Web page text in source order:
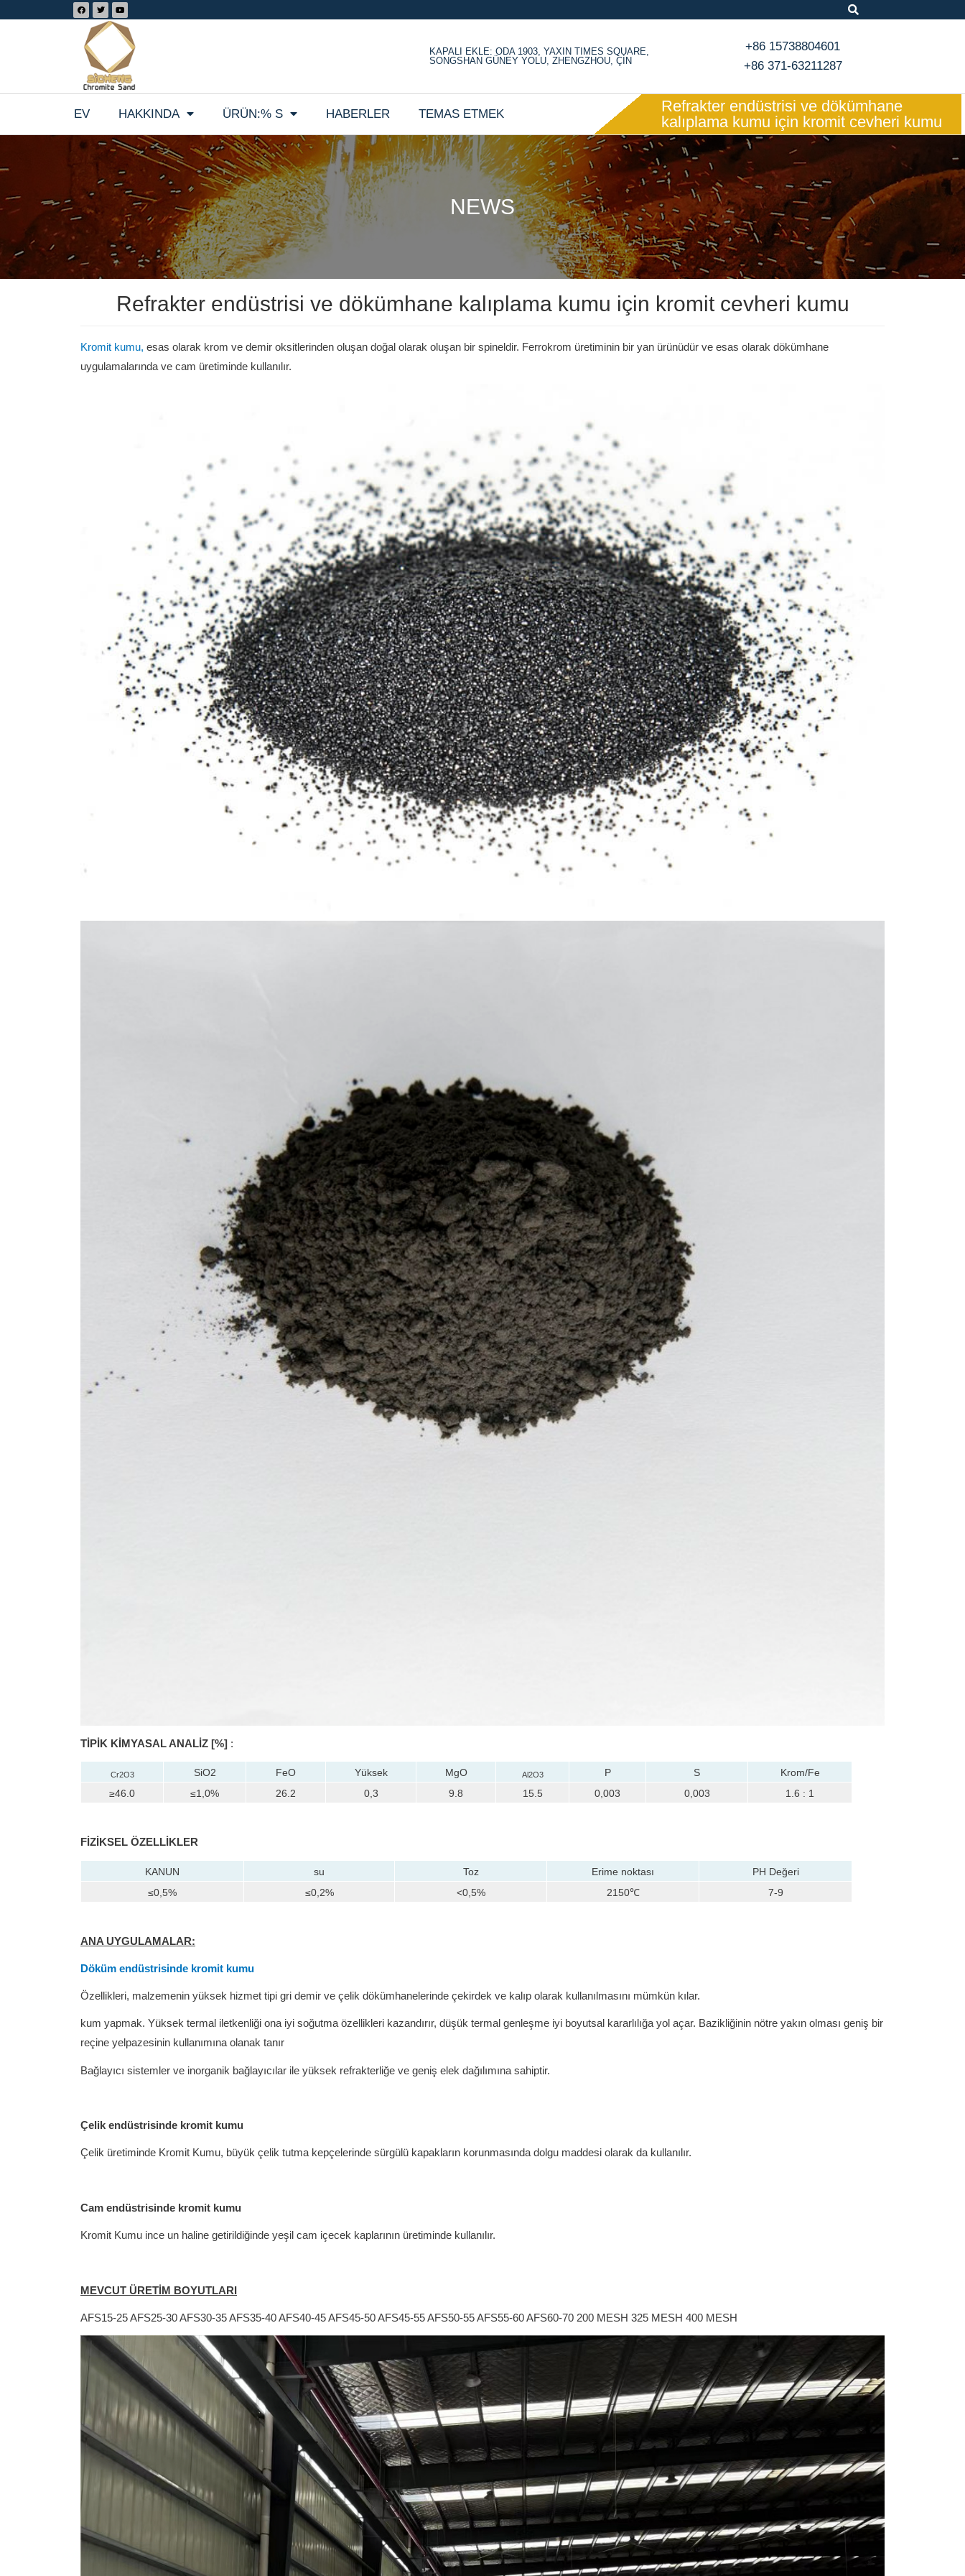
KAPALI EKLE: ODA 1903, YAXIN TIMES SQUARE,
SONGSHAN GÜNEY YOLU, ZHENGZHOU, ÇİN
+86 15738804601
+86 371-63211287
EV HAKKINDA ÜRÜN:% S HABERLER TEMAS ETMEK
Refrakter endüstrisi ve dökümhane
kalıplama kumu için kromit cevheri kumu
NEWS
Refrakter endüstrisi ve dökümhane kalıplama kumu için kromit cevheri kumu
Kromit kumu, esas olarak krom ve demir oksitlerinden oluşan doğal olarak oluşan bir spineldir. Ferrokrom üretiminin bir yan ürünüdür ve esas olarak dökümhane
uygulamalarında ve cam üretiminde kullanılır.
TİPİK KİMYASAL ANALİZ [%] :
Cr2O3 SiO2 FeO Yüksek MgO Al2O3 P S
Krom/Fe
≥46.0
≤1,0% 26.2 0,3 9.8 15.5 0,003 0,003 1.6 : 1
FİZİKSEL ÖZELLİKLER
KANUN su Toz Erime noktası
PH Değeri
≤0,5%
≤0,2% <0,5% 2150℃ 7-9
ANA UYGULAMALAR:
Döküm endüstrisinde kromit kumu
Özellikleri, malzemenin yüksek hizmet tipi gri demir ve çelik dökümhanelerinde çekirdek ve kalıp olarak kullanılmasını mümkün kılar.
kum yapmak. Yüksek termal iletkenliği ona iyi soğutma özellikleri kazandırır, düşük termal genleşme iyi boyutsal kararlılığa yol açar. Bazikliğinin nötre yakın olması geniş bir
reçine yelpazesinin kullanımına olanak tanır
Bağlayıcı sistemler ve inorganik bağlayıcılar ile yüksek refrakterliğe ve geniş elek dağılımına sahiptir.
Çelik endüstrisinde kromit kumu
Çelik üretiminde Kromit Kumu, büyük çelik tutma kepçelerinde sürgülü kapakların korunmasında dolgu maddesi olarak da kullanılır.
Cam endüstrisinde kromit kumu
Kromit Kumu ince un haline getirildiğinde yeşil cam içecek kaplarının üretiminde kullanılır.
MEVCUT ÜRETİM BOYUTLARI
AFS15-25 AFS25-30 AFS30-35 AFS35-40 AFS40-45 AFS45-50 AFS45-55 AFS50-55 AFS55-60 AFS60-70 200 MESH 325 MESH 400 MESH